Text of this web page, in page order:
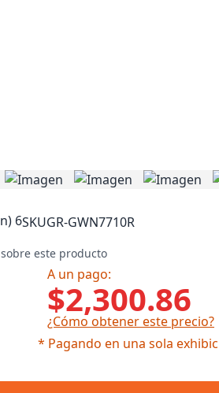
6SKUGR-GWN7710R
este producto
A un pago:
$2,300.86
¿Cómo obtener este precio?
* Pagando en una sola